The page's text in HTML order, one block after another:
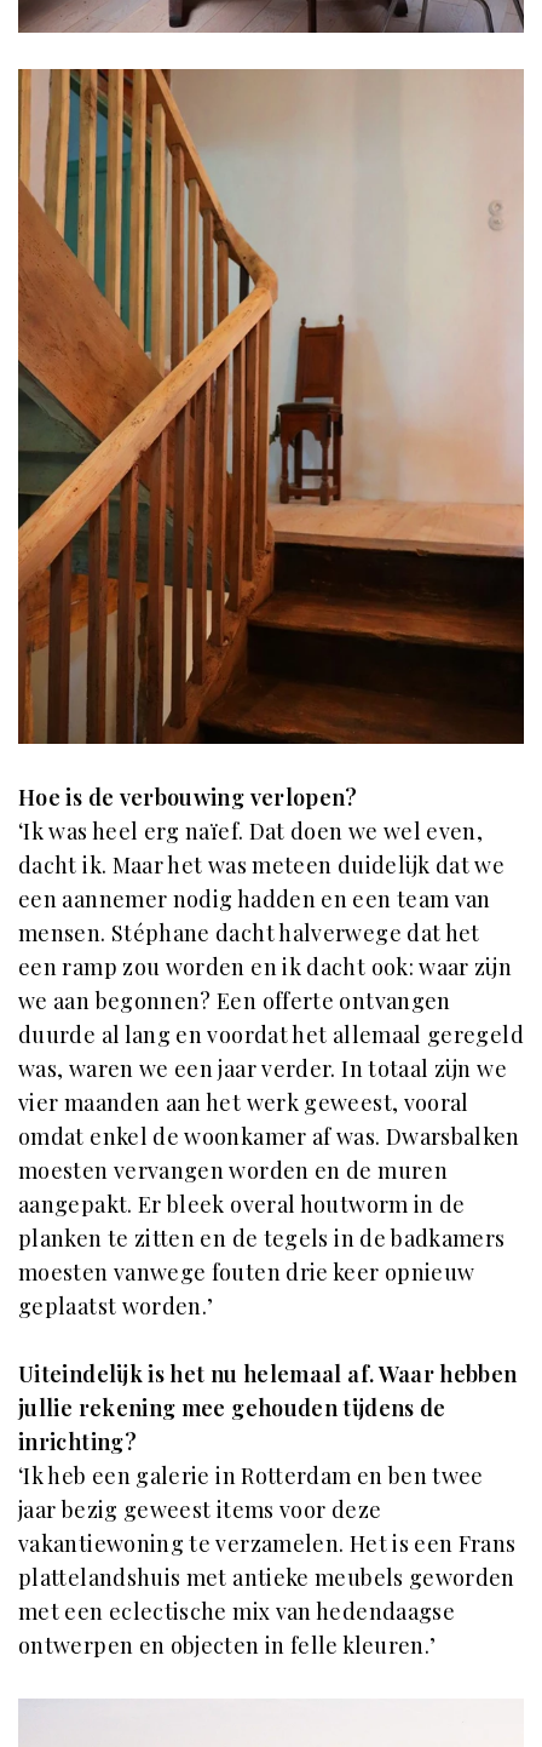
Hoe is de verbouwing verlopen?
‘Ik was heel erg naïef. Dat doen we wel even,
dacht ik. Maar het was meteen duidelijk dat we
een aannemer nodig hadden en een team van
mensen. Stéphane dacht halverwege dat het
een ramp zou worden en ik dacht ook: waar zijn
we aan begonnen? Een offerte ontvangen
duurde al lang en voordat het allemaal geregeld
was, waren we een jaar verder. In totaal zijn we
vier maanden aan het werk geweest, vooral
omdat enkel de woonkamer af was. Dwarsbalken
moesten vervangen worden en de muren
aangepakt. Er bleek overal houtworm in de
planken te zitten en de tegels in de badkamers
moesten vanwege fouten drie keer opnieuw
geplaatst worden.’
Uiteindelijk is het nu helemaal af. Waar hebben
jullie rekening mee gehouden tijdens de
inrichting?
‘Ik heb een galerie in Rotterdam en ben twee
jaar bezig geweest items voor deze
vakantiewoning te verzamelen. Het is een Frans
plattelandshuis met antieke meubels geworden
met een eclectische mix van hedendaagse
ontwerpen en objecten in felle kleuren.’